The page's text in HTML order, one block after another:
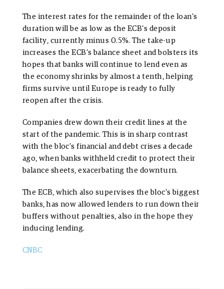
The interest rates for the remainder of the loan’s
duration will be as low as the ECB’s deposit
facility, currently minus 0.5%. The take-up
increases the ECB’s balance sheet and bolsters its
hopes that banks will continue to lend even as
the economy shrinks by almost a tenth, helping
firms survive until Europe is ready to fully
reopen after the crisis.
Companies drew down their credit lines at the
start of the pandemic. This is in sharp contrast
with the bloc’s financial and debt crises a decade
ago, when banks withheld credit to protect their
balance sheets, exacerbating the downturn.
The ECB, which also supervises the bloc’s biggest
banks, has now allowed lenders to run down their
buffers without penalties, also in the hope they
inducing lending.
CNBC